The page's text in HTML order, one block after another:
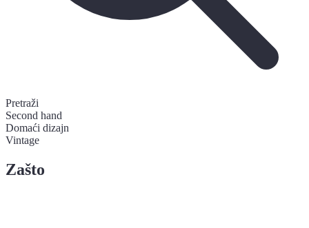
Pretraži
Second hand
Domaći dizajn
Vintage
Zašto